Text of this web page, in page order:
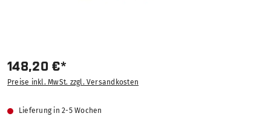
148,20 €*
Preise inkl. MwSt. zzgl. Versandkosten
Lieferung in 2-5 Wochen